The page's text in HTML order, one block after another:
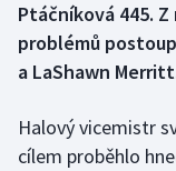
Cyklistika
Dostihy
Florbal
Ptáčníková 445.
problémů
a LaShawn
Halový vicemistr
cílem proběhlo